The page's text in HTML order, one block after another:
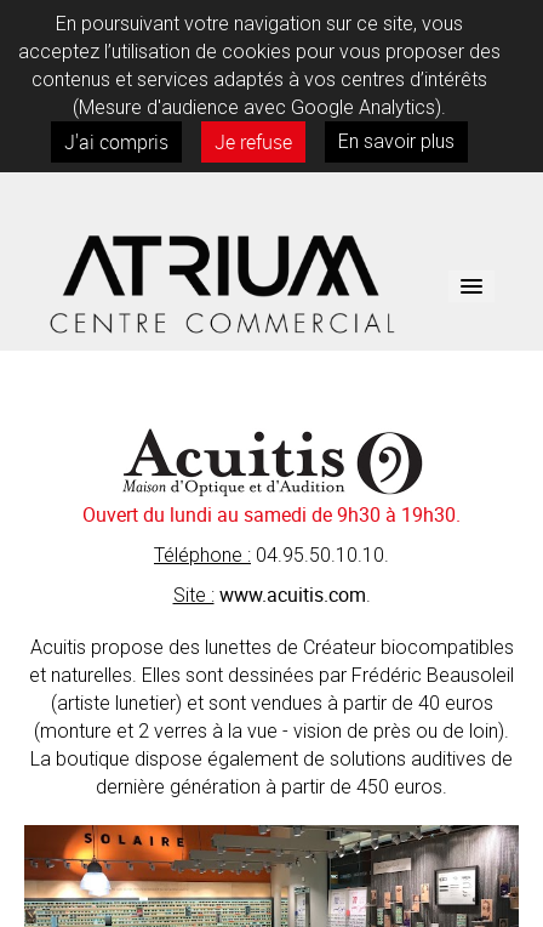
En poursuivant votre navigation sur ce site, vous
acceptez l’utilisation de cookies pour vous proposer des
contenus et services adaptés à vos centres d’intérêts
(Mesure d'audience avec Google Analytics).
J'ai compris Je refuse En savoir plus
SERVICES
CARTE CADEAU
AUCHAN
DRIVE
Ouvert du lundi au samedi de 9h30 à 19h30.
Téléphone : 04.95.50.10.10.
Site : www.acuitis.com.
Acuitis propose des lunettes de Créateur biocompatibles
et naturelles. Elles sont dessinées par Frédéric Beausoleil
(artiste lunetier) et sont vendues à partir de 40 euros
(monture et 2 verres à la vue - vision de près ou de loin).
La boutique dispose également de solutions auditives de
dernière génération à partir de 450 euros.